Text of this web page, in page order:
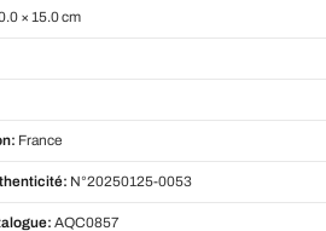
× 15.0 cm
France
N°20250125-0053
AQC0857